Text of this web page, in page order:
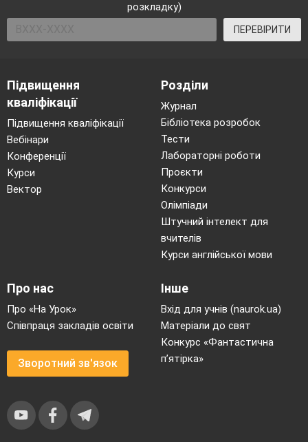
розкладку)
ПЕРЕВІРИТИ
Підвищення
кваліфікації
Підвищення кваліфікації
Вебінари
Конференції
Курси
Вектор
Розділи
Журнал
Бібліотека розробок
Тести
Лабораторні роботи
Проєкти
Конкурси
Олімпіади
Штучний інтелект для
вчителів
Курси англійської мови
Про нас
Про «На Урок»
Співпраця закладів освіти
Зворотний зв'язок
Інше
Вхід для учнів (naurok.ua)
Матеріали до свят
Конкурс «Фантастична
п’ятірка»